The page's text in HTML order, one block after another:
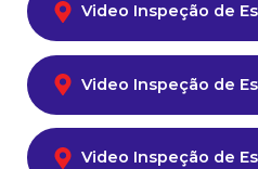
Video Inspeção de
Video Inspeção de
Video Inspeção de